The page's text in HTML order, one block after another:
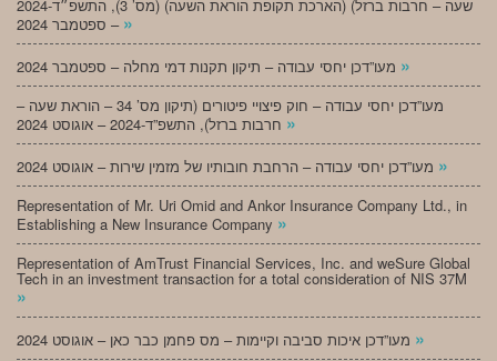
שעה – חרבות ברזל) (הארכת תקופת הוראת השעה) (מס’ 3), התשפ״ד-2024
– ספטמבר 2024 »
»
מעו”דכן יחסי עבודה – חוק פיצויי פיטורים (תיקון מס’ 34 – הוראת שעה –
»
»
Representation of Mr. Uri Omid and Ankor Insurance Company Ltd., in
Establishing a New Insurance Company »
Representation of AmTrust Financial Services, Inc. and weSure Global
Tech in an investment transaction for a total consideration of NIS 37M
»
»